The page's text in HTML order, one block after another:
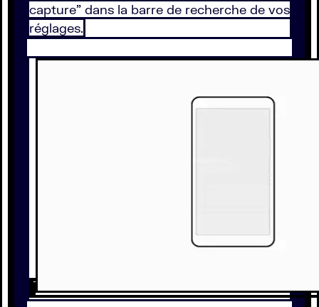
capture” dans la barre de recherche de vos
réglages.